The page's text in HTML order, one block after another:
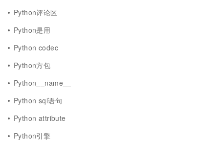
Python评论区
Python是用
Python codec
Python方包
Python__name__
Python sql语句
Python attribute
Python引擎